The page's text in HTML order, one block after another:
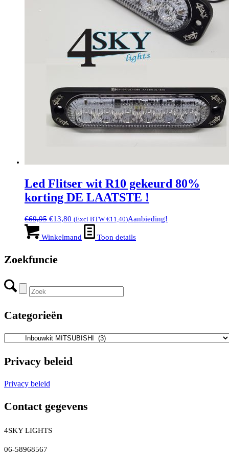
Led Flitser wit R10 gekeurd 80%
korting DE LAATSTE !
€69,95 Oorspronkelijke
was:
€13,80 Huidige
prijs
is:
(Excl BTW €11,40)Aanbieding!
Winkelmand Toon details
Zoekfuncie
Categorieën
Privacy beleid
Privacy beleid
Contact gegevens
4SKY LIGHTS
06-58968567